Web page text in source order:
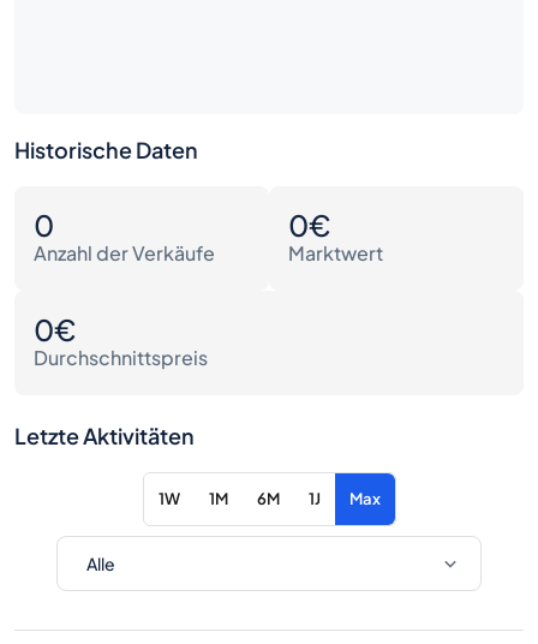
Historische Daten
0
Anzahl der Verkäufe
0€
Marktwert
0€
Durchschnittspreis
Letzte Aktivitäten
1W 1M 6M 1J Max